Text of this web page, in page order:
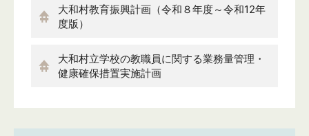
大和村教育振興計画（令和８年度～令和12年
度版）
大和村立学校の教職員に関する業務量管理・
健康確保措置実施計画